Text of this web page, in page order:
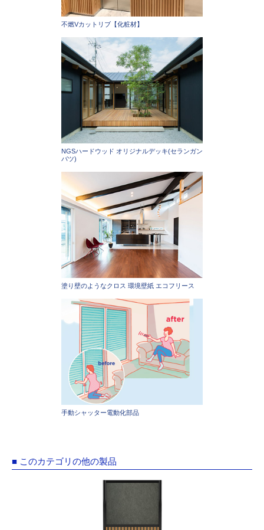
不燃Vカットリブ【化粧材】
NGSハードウッド オリジナルデッキ(セランガン
バツ)
塗り壁のようなクロス 環境壁紙 エコフリース
手動シャッター電動化部品
■ このカテゴリの他の製品